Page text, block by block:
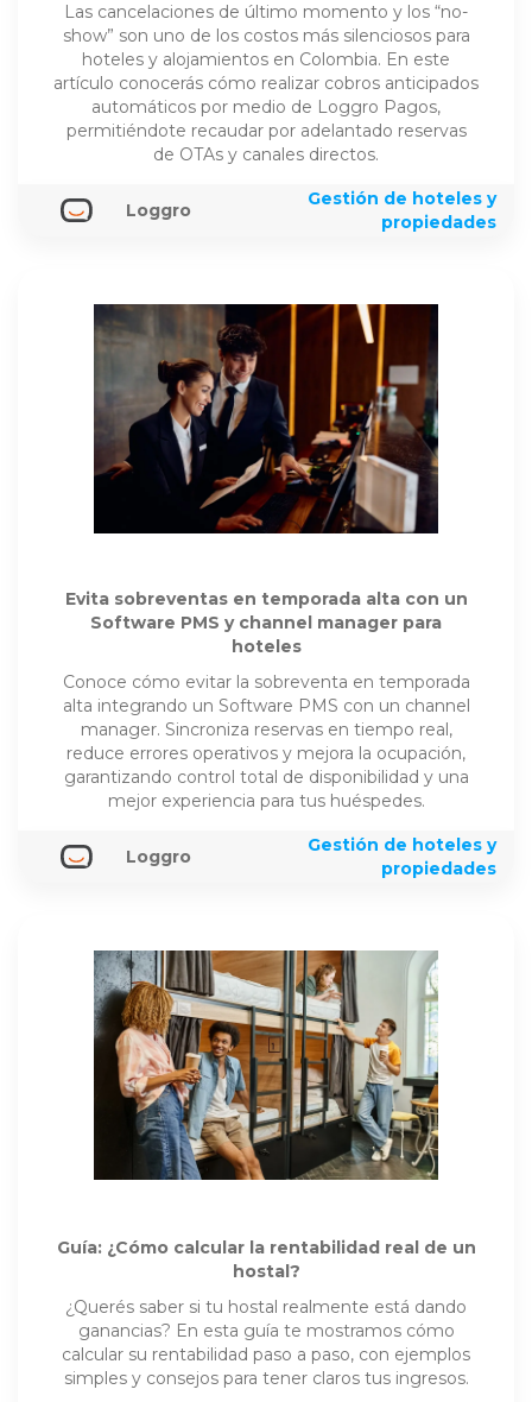
Las cancelaciones de último momento y los “no-
show” son uno de los costos más silenciosos para
hoteles y alojamientos en Colombia. En este
artículo conocerás cómo realizar cobros anticipados
automáticos por medio de Loggro Pagos,
permitiéndote recaudar por adelantado reservas
de OTAs y canales directos.
Loggro
Gestión de hoteles y
propiedades
Evita sobreventas en temporada alta con un
Software PMS y channel manager para
hoteles
Conoce cómo evitar la sobreventa en temporada
alta integrando un Software PMS con un channel
manager. Sincroniza reservas en tiempo real,
reduce errores operativos y mejora la ocupación,
garantizando control total de disponibilidad y una
mejor experiencia para tus huéspedes.
Loggro
Gestión de hoteles y
propiedades
Guía: ¿Cómo calcular la rentabilidad real de un
hostal?
¿Querés saber si tu hostal realmente está dando
ganancias? En esta guía te mostramos cómo
calcular su rentabilidad paso a paso, con ejemplos
simples y consejos para tener claros tus ingresos.